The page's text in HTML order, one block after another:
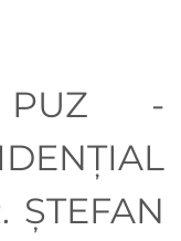
-
ȘTEFAN